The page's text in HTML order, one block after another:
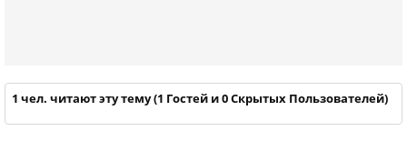
1 чел. читают эту тему (1 Гостей и 0 Скрытых Пользователей)